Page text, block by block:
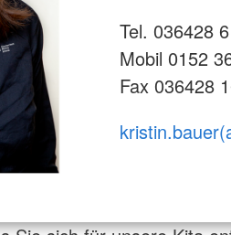
Tel. 036428
Mobil 0152
Fax 036428